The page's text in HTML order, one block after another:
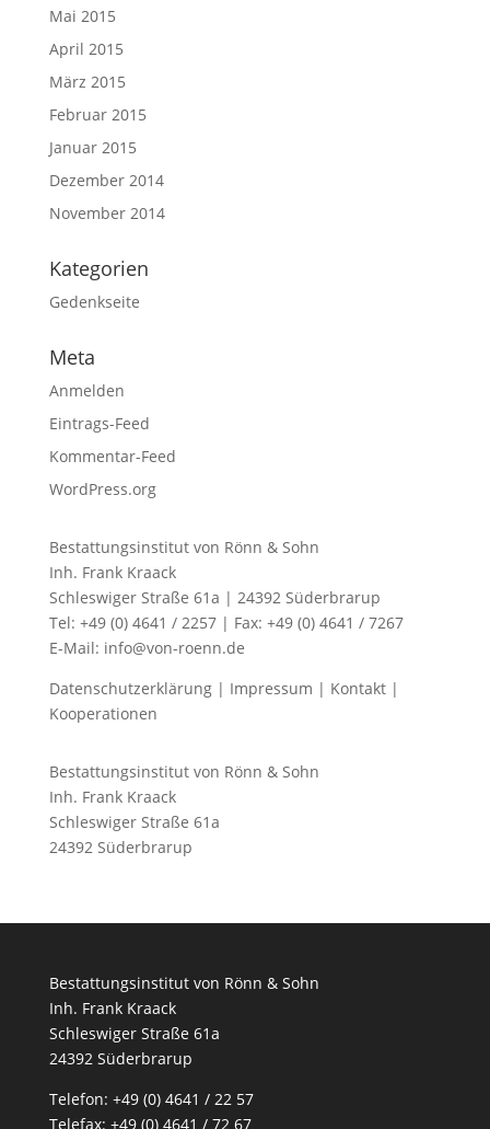
Mai 2015
April 2015
März 2015
Februar 2015
Januar 2015
Dezember 2014
November 2014
Kategorien
Gedenkseite
Meta
Anmelden
Eintrags-Feed
Kommentar-Feed
WordPress.org
Bestattungsinstitut von Rönn & Sohn
Inh. Frank Kraack
Schleswiger Straße 61a | 24392 Süderbrarup
Tel: +49 (0) 4641 / 2257 | Fax: +49 (0) 4641 / 7267
E-Mail: info@von-roenn.de
Datenschutzerklärung| Impressum | Kontakt|
Kooperationen
Bestattungsinstitut von Rönn & Sohn
Inh. Frank Kraack
Schleswiger Straße 61a
24392 Süderbrarup
Bestattungsinstitut von Rönn & Sohn
Inh. Frank Kraack
Schleswiger Straße 61a
24392 Süderbrarup
Telefon: +49 (0) 4641 / 22 57
Telefax: +49 (0) 4641 / 72 67